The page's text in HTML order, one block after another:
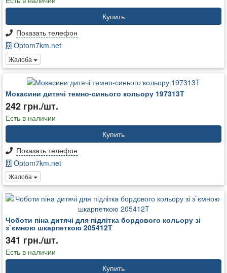
Купить
Показать телефон
Optom7km.net
Жалоба
Мокасини дитячі темно-синього кольору 197313T
242 грн./шт.
Есть в наличии
Купить
Показать телефон
Optom7km.net
Жалоба
Чоботи піна дитячі для підлітка бордового кольору зі
з`ємною шкарпеткою 205412T
341 грн./шт.
Есть в наличии
Купить